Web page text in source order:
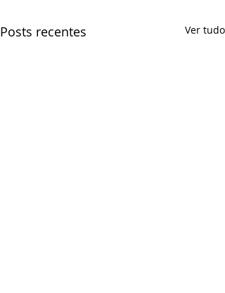
Posts recentes Ver tudo